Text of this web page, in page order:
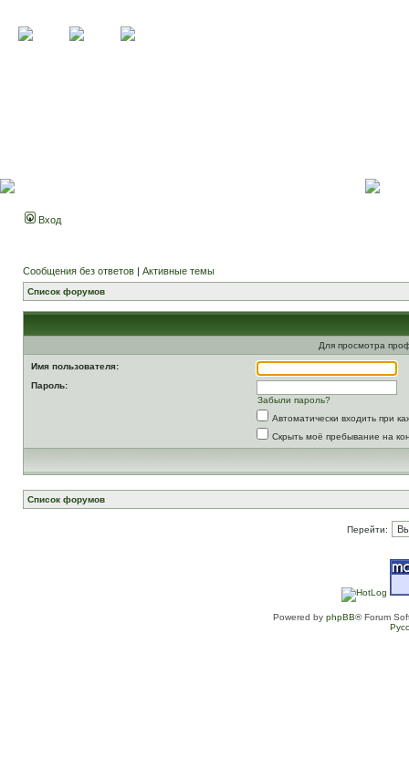
Вход
Сообщения без ответов | Активные темы
Список форумов
Для просмотра
Имя пользователя:
Пароль:
Забыли пароль?
Автоматически входить при
Скрыть моё пребывание на
Список форумов
Перейти:
Powered by phpBB® Forum